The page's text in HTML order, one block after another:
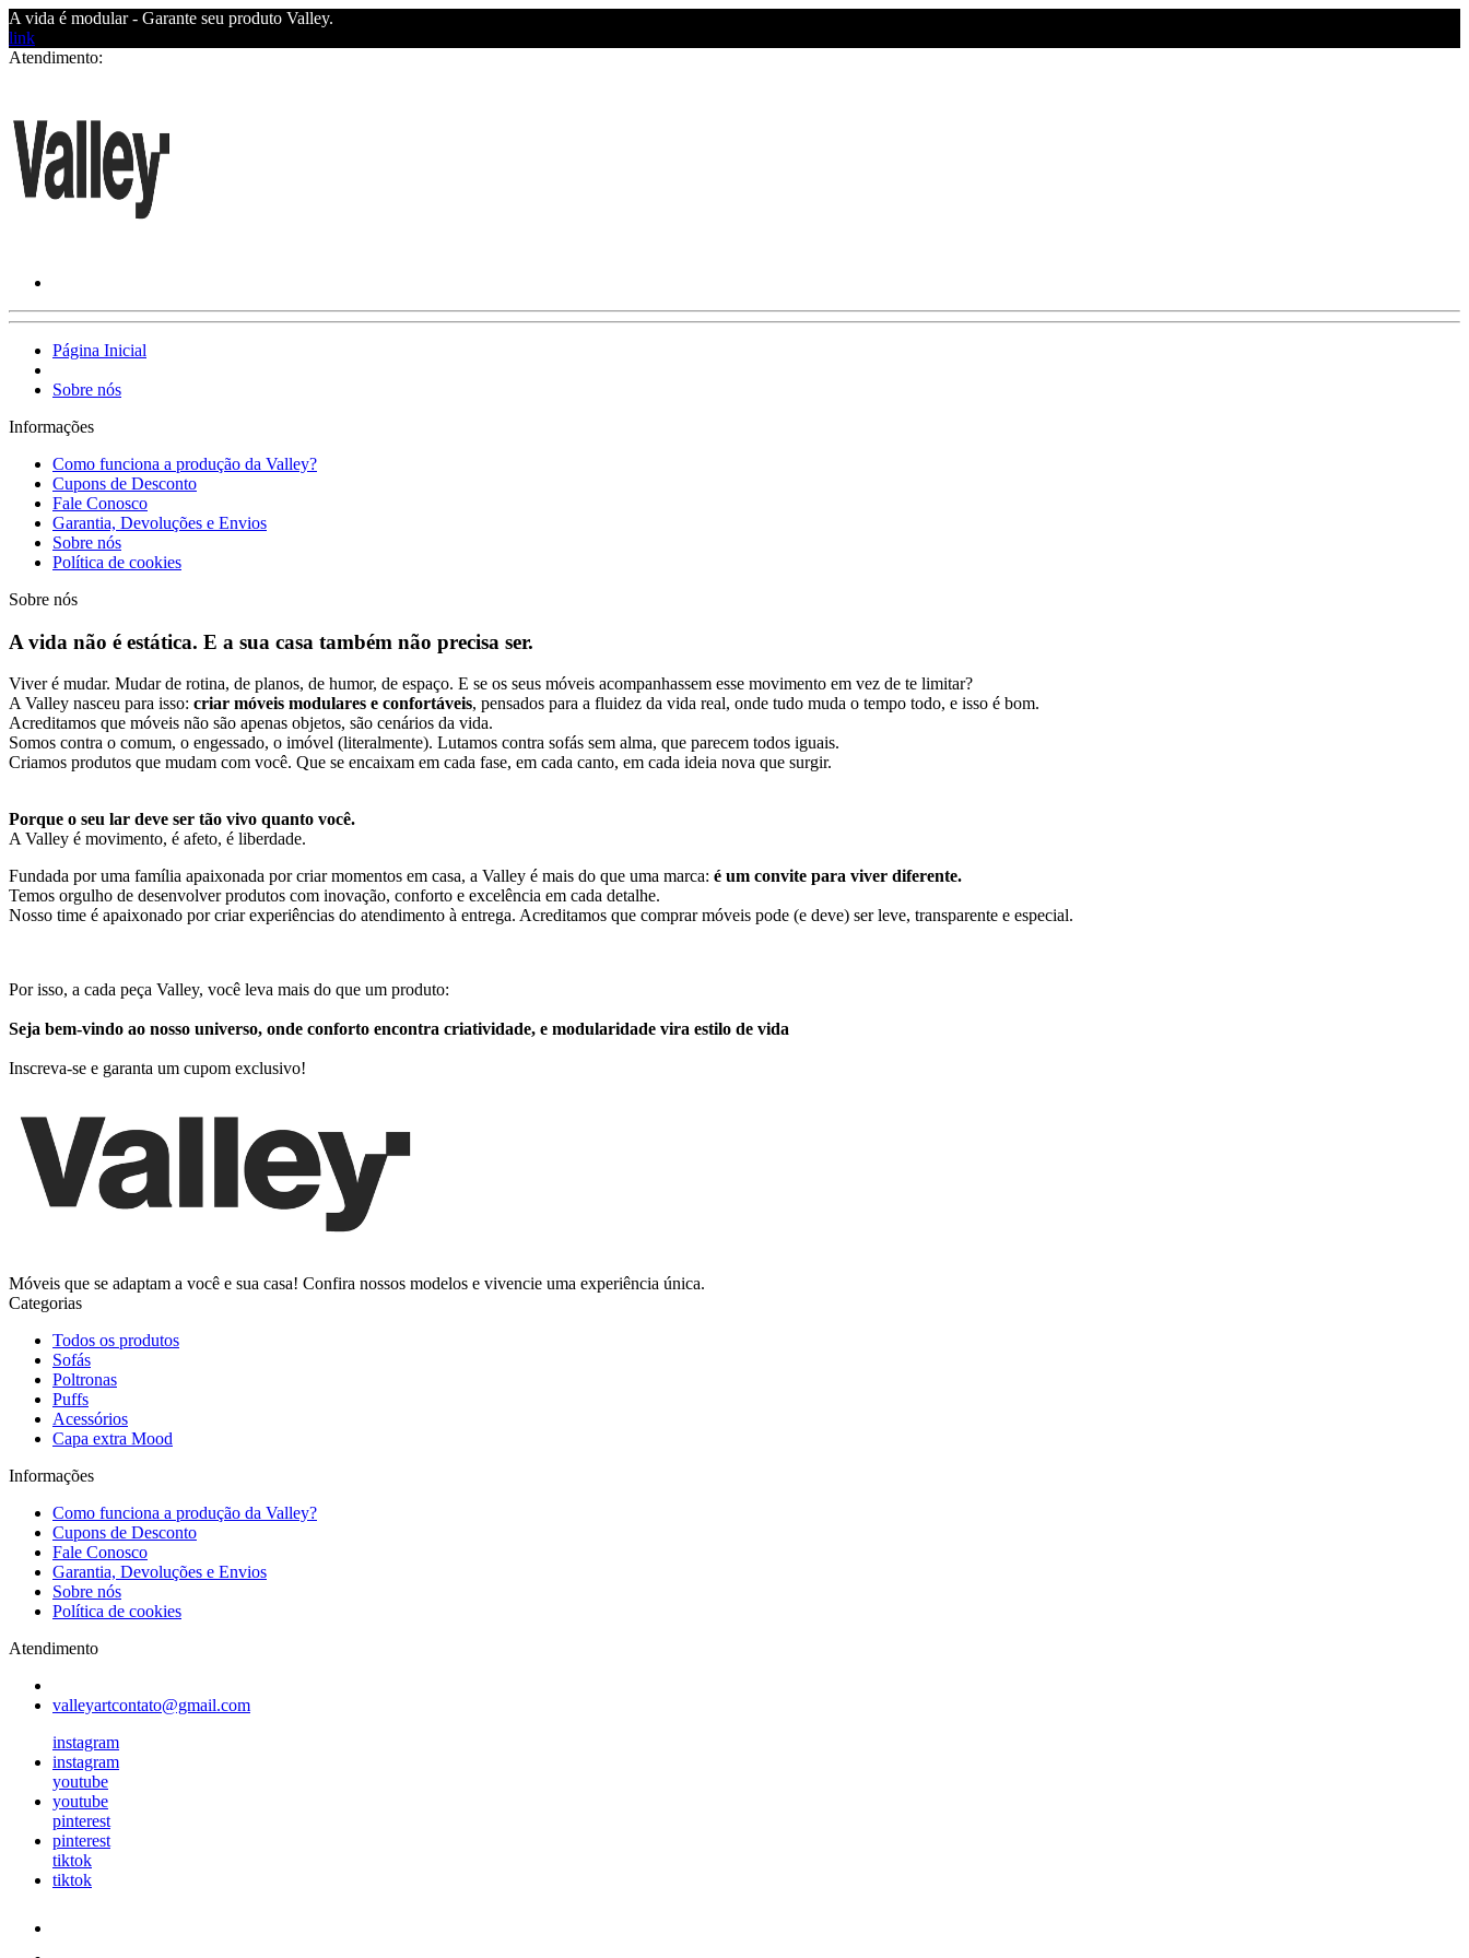
A vida é modular - Garante seu produto Valley.
link
Atendimento:
Página Inicial
Sobre nós
Informações
Como funciona a produção da Valley?
Cupons de Desconto
Fale Conosco
Garantia, Devoluções e Envios
Sobre nós
Política de cookies
Sobre nós
A vida não é estática. E a sua casa também não precisa ser.
Viver é mudar. Mudar de rotina, de planos, de humor, de espaço. E se os seus móveis acompanhassem esse movimento em vez de te limitar?
A Valley nasceu para isso: criar móveis modulares e confortáveis, pensados para a fluidez da vida real, onde tudo muda o tempo todo, e isso é bom.
Acreditamos que móveis não são apenas objetos, são cenários da vida.
Somos contra o comum, o engessado, o imóvel (literalmente). Lutamos contra sofás sem alma, que parecem todos iguais.
Criamos produtos que mudam com você. Que se encaixam em cada fase, em cada canto, em cada ideia nova que surgir.
Porque o seu lar deve ser tão vivo quanto você.
A Valley é movimento, é afeto, é liberdade.
Fundada por uma família apaixonada por criar momentos em casa, a Valley é mais do que uma marca: é um convite para viver diferente.
Temos orgulho de desenvolver produtos com inovação, conforto e excelência em cada detalhe.
Nosso time é apaixonado por criar experiências do atendimento à entrega. Acreditamos que comprar móveis pode (e deve) ser leve, transparente e especial.
Por isso, a cada peça Valley, você leva mais do que um produto:
Seja bem-vindo ao nosso universo, onde conforto encontra criatividade, e modularidade vira estilo de vida
Inscreva-se e garanta um cupom exclusivo!
Móveis que se adaptam a você e sua casa! Confira nossos modelos e vivencie uma experiência única.
Categorias
Todos os produtos
Sofás
Poltronas
Puffs
Acessórios
Capa extra Mood
Informações
Como funciona a produção da Valley?
Cupons de Desconto
Fale Conosco
Garantia, Devoluções e Envios
Sobre nós
Política de cookies
Atendimento
valleyartcontato@gmail.com
instagram
instagram
youtube
youtube
pinterest
pinterest
tiktok
tiktok